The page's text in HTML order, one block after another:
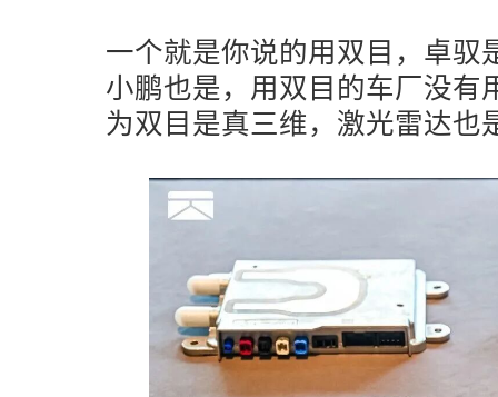
一个就是你说的用双目，卓驭
小鹏也是，用双目的车厂没有
为双目是真三维，激光雷达也